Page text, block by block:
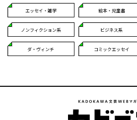
エッセイ・雑学 絵本・児童書
ノンフィクション系 ビジネス系
ダ・ヴィンチ コミックエッセイ